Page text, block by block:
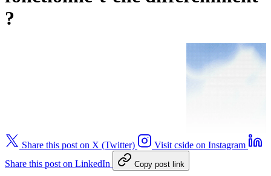
?
Share this post on X (Twitter)
Visit cside on Instagram
Share this post on LinkedIn
Copy post link